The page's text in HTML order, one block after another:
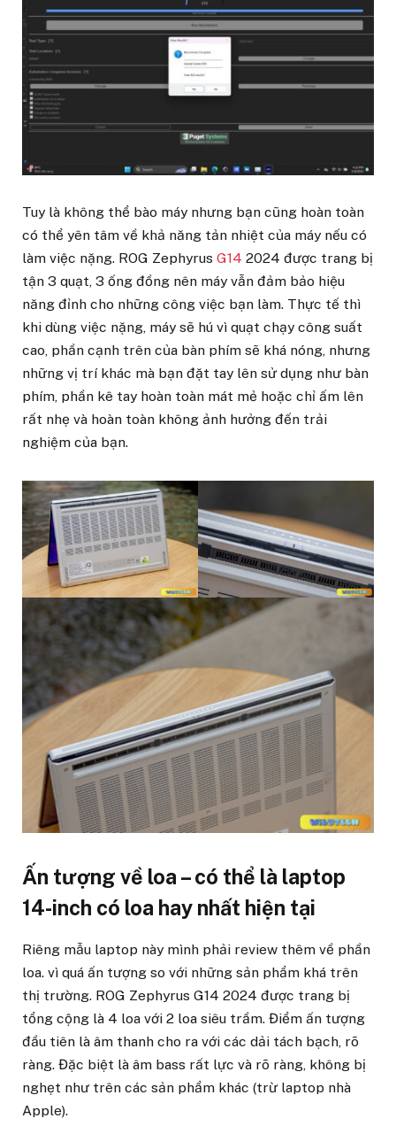
Tuy là không thể bào máy nhưng bạn cũng hoàn toàn
có thể yên tâm về khả năng tản nhiệt của máy nếu có
làm việc nặng. ROG Zephyrus G14 2024 được trang bị
tận 3 quạt, 3 ống đồng nên máy vẫn đảm bảo hiệu
năng đỉnh cho những công việc bạn làm. Thực tế thì
khi dùng việc nặng, máy sẽ hú vì quạt chạy công suất
cao, phần cạnh trên của bàn phím sẽ khá nóng, nhưng
những vị trí khác mà bạn đặt tay lên sử dụng như bàn
phím, phần kê tay hoàn toàn mát mẻ hoặc chỉ ấm lên
rất nhẹ và hoàn toàn không ảnh hưởng đến trải
nghiệm của bạn.
Ấn tượng về loa – có thể là laptop
14-inch có loa hay nhất hiện tại
Riêng mẫu laptop này mình phải review thêm về phần
loa. vì quá ấn tượng so với những sản phẩm khá trên
thị trường. ROG Zephyrus G14 2024 được trang bị
tổng cộng là 4 loa với 2 loa siêu trầm. Điểm ấn tượng
đầu tiên là âm thanh cho ra với các dải tách bạch, rõ
ràng. Đặc biệt là âm bass rất lực và rõ ràng, không bị
nghẹt như trên các sản phẩm khác (trừ laptop nhà
Apple).